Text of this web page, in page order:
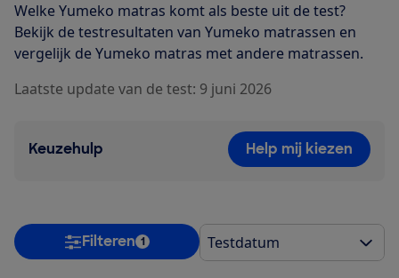
Welke Yumeko matras komt als beste uit de test?
Bekijk de testresultaten van Yumeko matrassen en
vergelijk de Yumeko matras met andere matrassen.
Laatste update van de test: 9 juni 2026
Keuzehulp Help mij kiezen
Filteren 1